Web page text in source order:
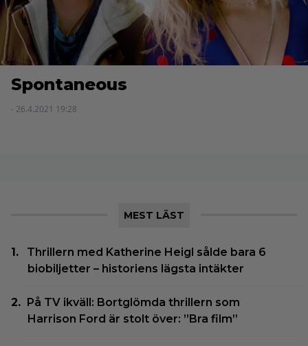
Spontaneous
- 26.4.2021 19:28
MEST LÄST
Thrillern med Katherine Heigl sålde bara 6
biobiljetter – historiens lägsta intäkter
På TV ikväll: Bortglömda thrillern som
Harrison Ford är stolt över: ”Bra film”